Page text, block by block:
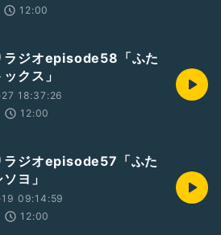
12:00
ラジオepisode58「ふた
クス」
18:37:26
12:00
ラジオepisode57「ふた
ヨ」
09:14:59
12:00